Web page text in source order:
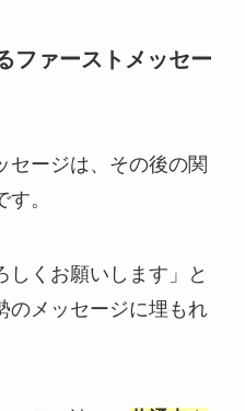
ファーストメッセー
セージは、その後の関
。
しくお願いします」と
のメッセージに埋もれ